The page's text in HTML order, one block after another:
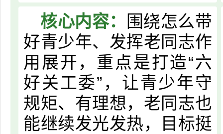
核心内容：
围绕怎么带
好青少年、发挥老同志作
用展开，重点是打造“六
好关工委”，让青少年守
规矩、有理想，老同志也
能继续发光发热，目标挺